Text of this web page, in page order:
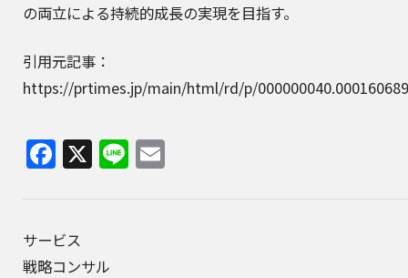
の両立による持続的成長の実現を目指す。
引用元記事：
https://prtimes.jp/main/html/rd/p/
Facebook
X Line
サービス
戦略コンサル